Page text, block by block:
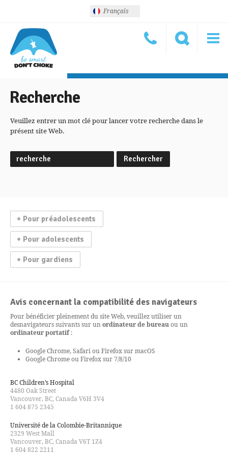
Français
Recherche
Veuillez entrer un mot clé pour lancer votre recherche dans le
présent site Web.
Pour préadolescents
Pour adolescents
Pour gardiens
Avis concernant la compatibilité des navigateurs
Pour bénéficier pleinement du site Web, veuillez utiliser un
desnavigateurs suivants sur unordinateur de bureauou un
ordinateur portatif:
Google Chrome, Safari ou Firefox sur macOS
Google Chrome ou Firefox sur 7/8/10
BC Children’s Hospital
4480 Oak Street
Vancouver, BC, Canada V6H 3V4
1 604 875 2345
Université de la Colombie-Britannique
2329 West Mall
Vancouver, BC, Canada V6T 1Z4
1 604 822 2211